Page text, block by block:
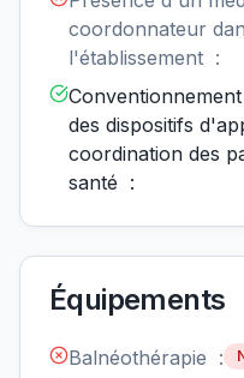
coordonnateur
l'établissement :
des dispositifs
coordination des
santé :
Équipements
Balnéothérapie :